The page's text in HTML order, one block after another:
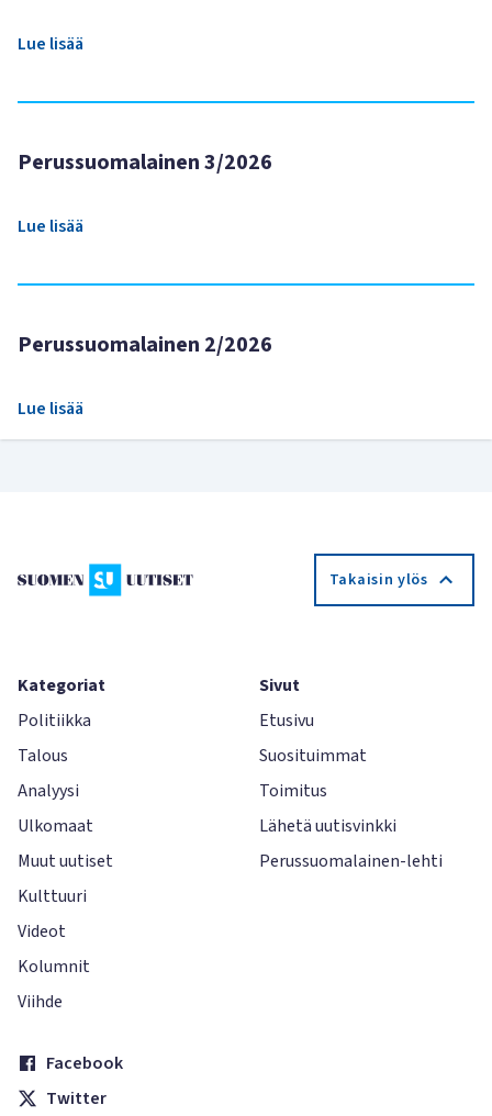
Lue lisää
Perussuomalainen 3/2026
Lue lisää
Perussuomalainen 2/2026
Lue lisää
Takaisin ylös
Kategoriat
Politiikka
Talous
Analyysi
Ulkomaat
Muut uutiset
Kulttuuri
Videot
Kolumnit
Viihde
Sivut
Etusivu
Suosituimmat
Toimitus
Lähetä uutisvinkki
Perussuomalainen-lehti
Facebook
Twitter